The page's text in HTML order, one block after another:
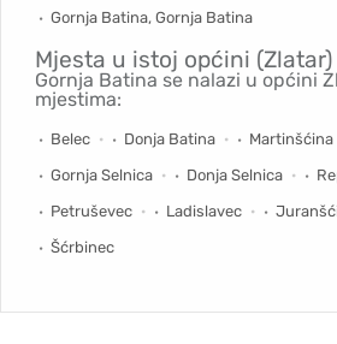
Gornja Batina, Gornja Batina
Mjesta u istoj općini (Zlatar)
Gornja Batina se nalazi u općini
mjestima:
Belec Donja Batina Martinšćina
Gornja Selnica
Donja Selnica
Petruševec
Ladislavec
Šćrbinec